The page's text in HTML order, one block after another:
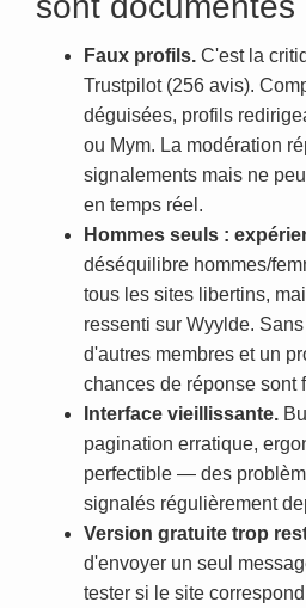
Faux profils. C'est la
Trustpilot (256 avis).
déguisées, profils
ou Mym. La modération
signalements mais ne
en temps réel.
Hommes seuls :
déséquilibre hommes/
tous les sites libertins,
ressenti sur Wyylde.
d'autres membres et un
chances de réponse sont
Interface vieillissante.
pagination erratique,
perfectible — des
signalés régulièrement
Version gratuite trop
d'envoyer un seul
tester si le site